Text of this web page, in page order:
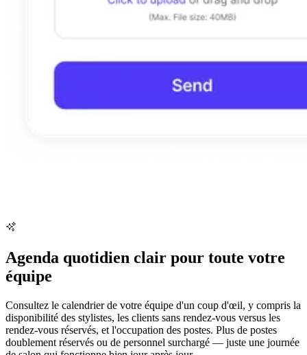
Agenda quotidien clair pour toute votre
équipe
Consultez le calendrier de votre équipe d'un coup d'œil, y compris la
disponibilité des stylistes, les clients sans rendez-vous versus les
rendez-vous réservés, et l'occupation des postes. Plus de postes
doublement réservés ou de personnel surchargé — juste une journée